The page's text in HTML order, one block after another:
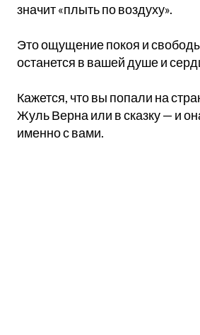
значит «плыть по воздуху».
Это ощущение покоя и
останется в вашей душе и
Кажется, что вы попали на
Жуль Верна или в сказку — и
именно с вами.